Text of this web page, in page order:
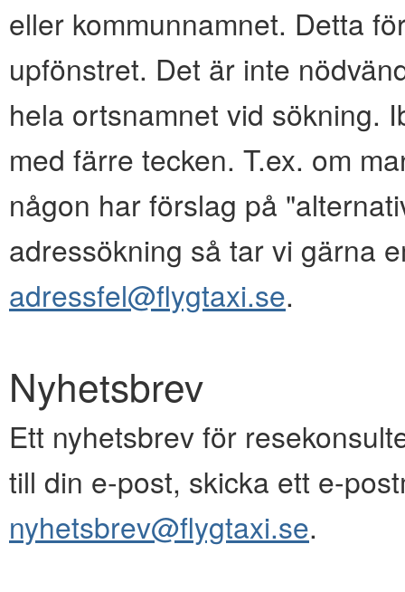
eller kommunnamnet. Detta
upfönstret. Det är inte
hela ortsnamnet vid sökning.
med färre tecken. T.ex. om
någon har förslag på
adressökning så tar vi gärna
adressfel@flygtaxi.se.
Nyhetsbrev
Ett nyhetsbrev för
till din e-post, skicka ett e-
nyhetsbrev@flygtaxi.se.